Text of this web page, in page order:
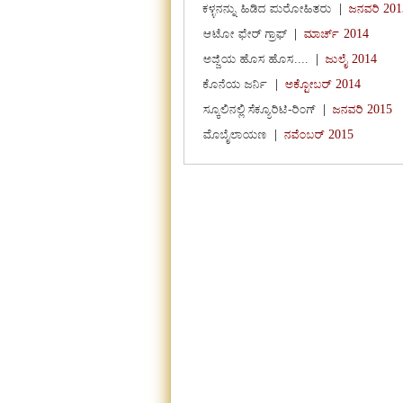
ಕಳ್ಳನನ್ನು ಹಿಡಿದ ಪುರೋಹಿತರು |ಜನವರಿ
ಆಟೋ ಫೇರ್ ಗ್ರಾಫ್ |ಮಾರ್ಚ್ 2014
ಅಜ್ಜಿಯ ಹೊಸ ಹೊಸ....
|ಜುಲೈ 2014
ಕೊನೆಯ ಜರ್ನಿ |ಅಕ್ಟೋಬರ್ 2014
ಸ್ಕೂಲಿನಲ್ಲಿ ಸೆಕ್ಯೂರಿಟಿ-ರಿಂಗ್ |ಜನವರಿ 2015
ಮೊಬೈಲಾಯಣ |ನವೆಂಬರ್ 2015